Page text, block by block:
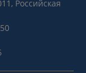
Российская